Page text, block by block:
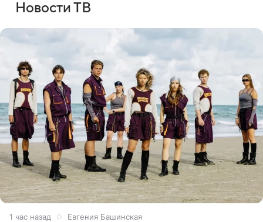
Новости ТВ
1 час назад Евгения Башинская